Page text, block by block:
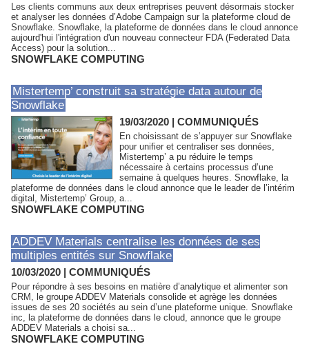
Les clients communs aux deux entreprises peuvent désormais stocker
et analyser les données d’Adobe Campaign sur la plateforme cloud de
Snowflake. Snowflake, la plateforme de données dans le cloud annonce
aujourd'hui l'intégration d'un nouveau connecteur FDA (Federated Data
Access) pour la solution...
SNOWFLAKE COMPUTING
Mistertemp’ construit sa stratégie data autour de
Snowflake
19/03/2020 | COMMUNIQUÉS
En choisissant de s’appuyer sur Snowflake
pour unifier et centraliser ses données,
Mistertemp’ a pu réduire le temps
nécessaire à certains processus d’une
semaine à quelques heures. Snowflake, la
plateforme de données dans le cloud annonce que le leader de l’intérim
digital, Mistertemp’ Group, a...
SNOWFLAKE COMPUTING
ADDEV Materials centralise les données de ses
multiples entités sur Snowflake
10/03/2020 | COMMUNIQUÉS
Pour répondre à ses besoins en matière d’analytique et alimenter son
CRM, le groupe ADDEV Materials consolide et agrège les données
issues de ses 20 sociétés au sein d’une plateforme unique. Snowflake
inc, la plateforme de données dans le cloud, annonce que le groupe
ADDEV Materials a choisi sa...
SNOWFLAKE COMPUTING